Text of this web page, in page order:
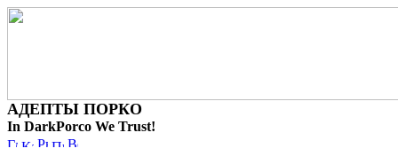
АДЕПТЫ ПОРКО
In DarkPorco We Trust!